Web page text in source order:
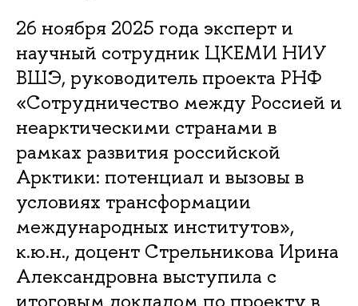
26 ноября 2025 года эксперт и
научный сотрудник ЦКЕМИ НИУ
ВШЭ, руководитель проекта РНФ
«Сотрудничество между Россией и
неарктическими странами в
рамках развития российской
Арктики: потенциал и вызовы в
условиях трансформации
международных институтов»,
к.ю.н., доцент Стрельникова Ирина
Александровна выступила с
итоговым докладом по проекту в